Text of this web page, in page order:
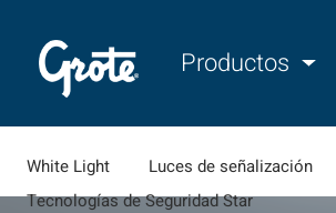
Productos
White Light Luces de señalización
Tecnologías de Seguridad Star